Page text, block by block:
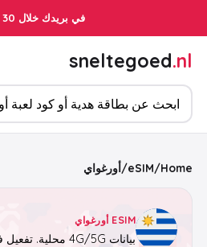
في بريدك خلال 30 ثانية
sneltegoed.nl
ابحث عن المنتجات
Home
/
eSIM
/أورغواي
ESIM أورغواي
بيانات 4G/5G محلية. تفعيل فوري، بدون شريحة فعلية.